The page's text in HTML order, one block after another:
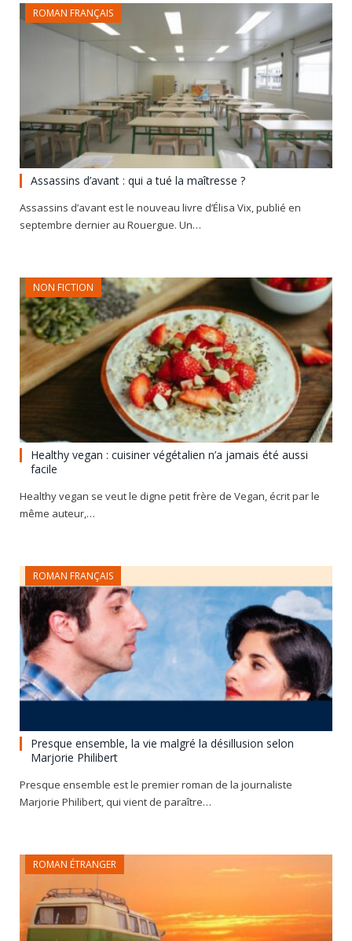
ROMAN FRANÇAIS
Assassins d’avant : qui a tué la maîtresse ?
Assassins d’avant est le nouveau livre d’Élisa Vix, publié en
septembre dernier au Rouergue. Un…
NON FICTION
Healthy vegan : cuisiner végétalien n’a jamais été aussi
facile
Healthy vegan se veut le digne petit frère de Vegan, écrit par le
même auteur,…
ROMAN FRANÇAIS
Presque ensemble, la vie malgré la désillusion selon
Marjorie Philibert
Presque ensemble est le premier roman de la journaliste
Marjorie Philibert, qui vient de paraître…
ROMAN ÉTRANGER